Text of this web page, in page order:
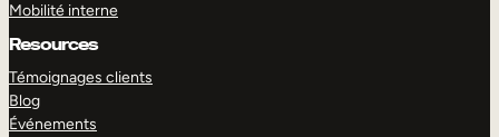
Mobilité interne
Resources
Témoignages clients
Blog
Événements